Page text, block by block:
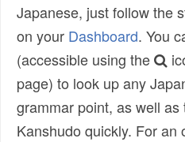
Japanese, just follow the
on your Dashboard. You
(accessible using the
page) to look up any
grammar point, as well
Kanshudo quickly. For an